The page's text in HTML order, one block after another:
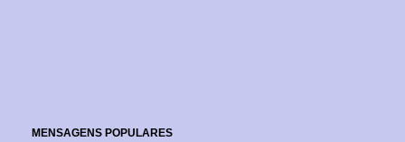
MENSAGENS POPULARES